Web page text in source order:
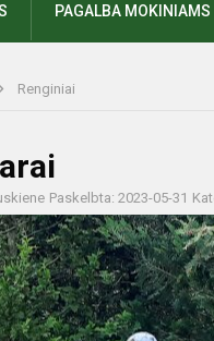
PAGALBA MOKINIAMS
Renginiai
Paskelbta: 2023-05-31